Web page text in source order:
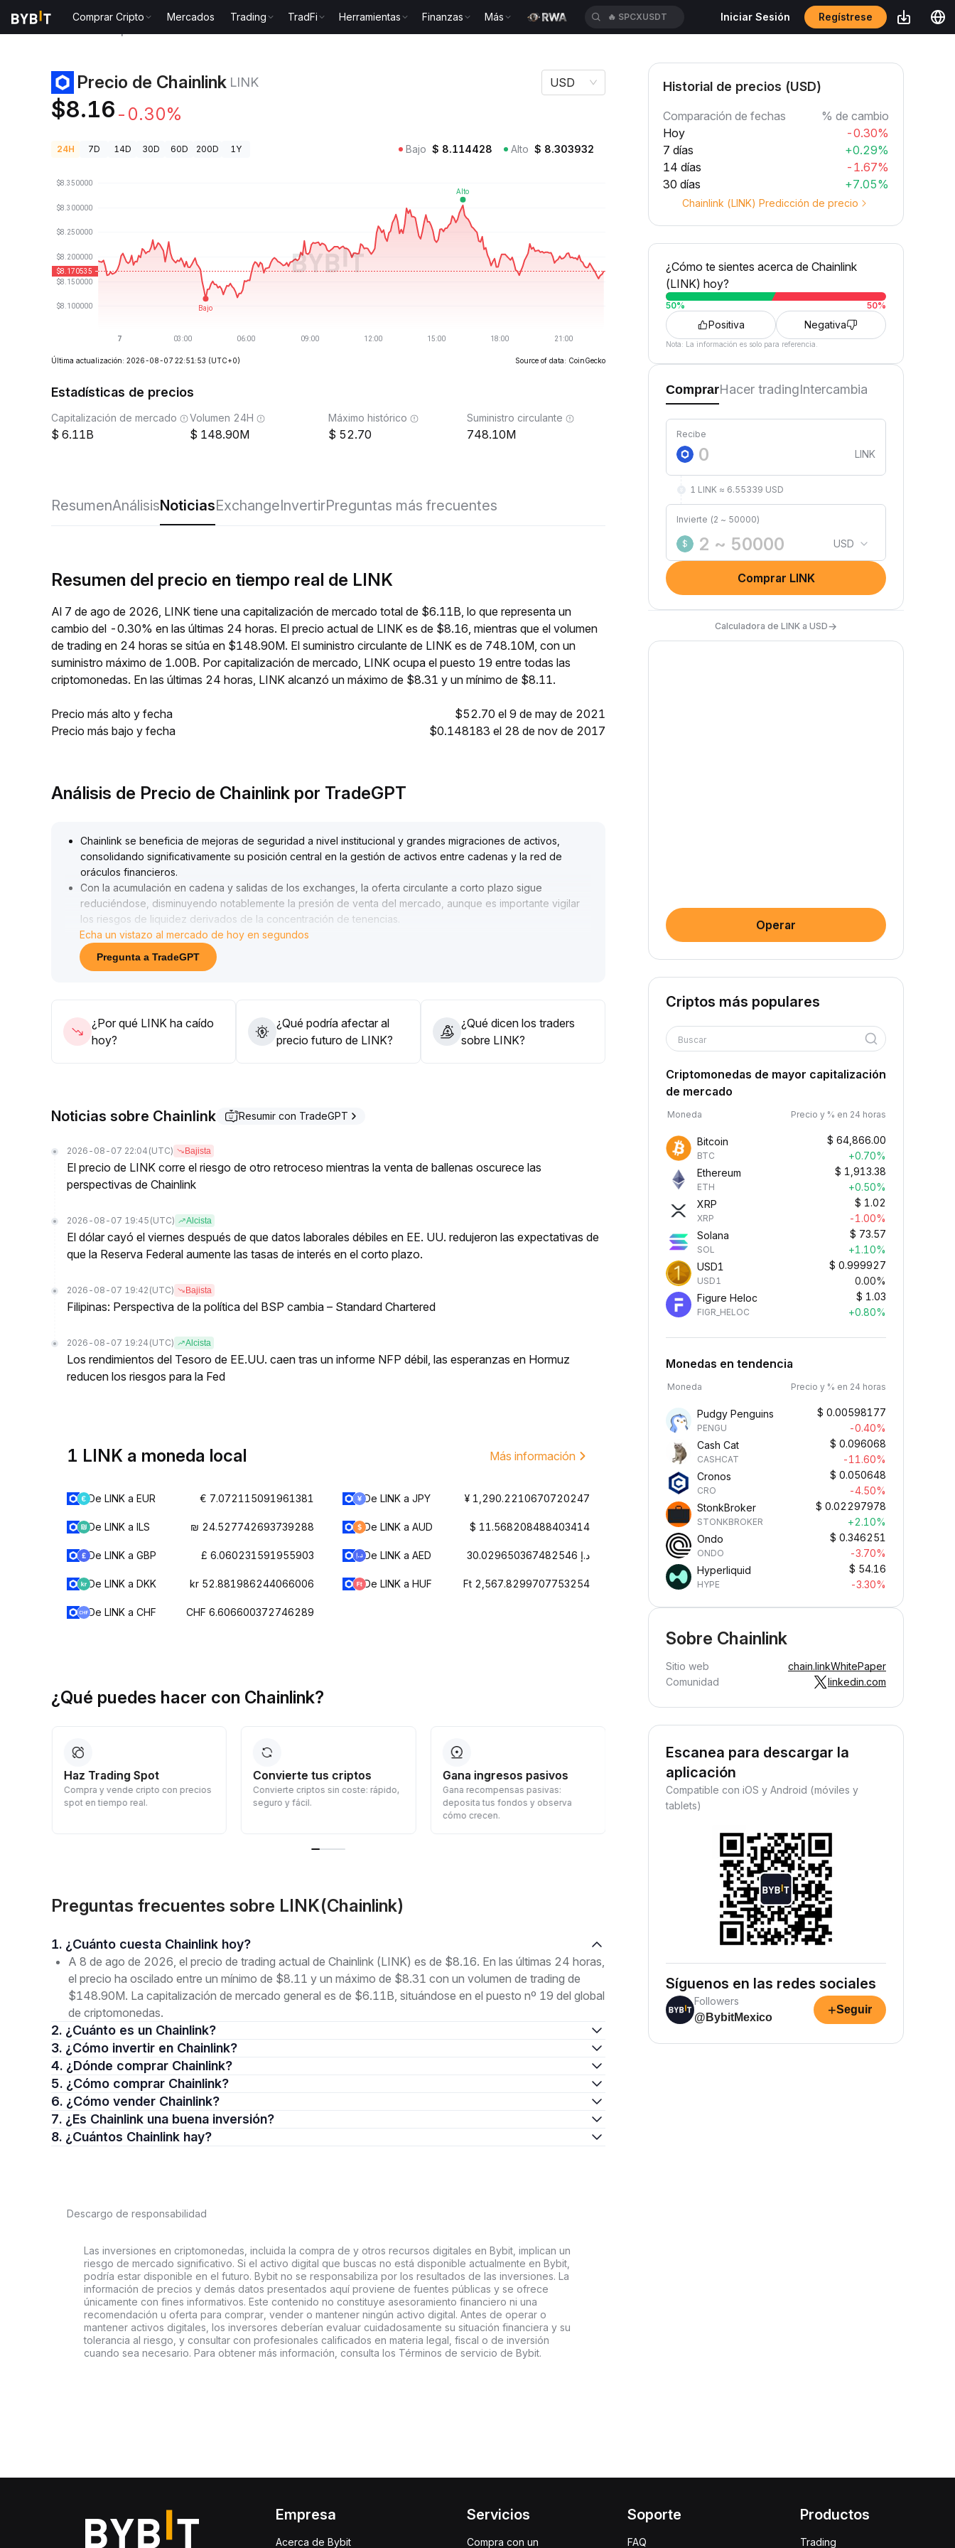
Comprar Cripto Mercados Trading TradFi Herramientas Finanzas Más 🔥 SPCXUSDT Iniciar Sesión Regístrese
Precio de Chainlink LINK
$8.16 -0.30%
USD
24H 7D 14D 30D 60D 200D 1Y Bajo $ 8.114428 Alto $ 8.303932
Última actualización: 2026-08-07 22:51:53 (UTC+0) Source of data: CoinGecko
Estadísticas de precios
Capitalización de mercado
6.11B
Volumen 24H
148.90M
Máximo histórico
52.70
Suministro circulante
748.10M
ResumenAnálisisNoticiasExchangeInvertirPreguntas más frecuentes
Resumen del precio en tiempo real de LINK
Al 7 de ago de 2026, LINK tiene una capitalización de mercado total de $6.11B, lo que representa un
cambio del -0.30% en las últimas 24 horas. El precio actual de LINK es de $8.16, mientras que el volumen
de trading en 24 horas se sitúa en $148.90M. El suministro circulante de LINK es de 748.10M, con un
suministro máximo de 1.00B. Por capitalización de mercado, LINK ocupa el puesto 19 entre todas las
criptomonedas. En las últimas 24 horas, LINK alcanzó un máximo de $8.31 y un mínimo de $8.11.
Precio más alto y fecha
$52.70 el 9 de may de 2021
Precio más bajo y fecha
$0.148183 el 28 de nov de 2017
Análisis de Precio de Chainlink por TradeGPT
Chainlink se beneficia de mejoras de seguridad a nivel institucional y grandes migraciones de activos,
consolidando significativamente su posición central en la gestión de activos entre cadenas y la red de
oráculos financieros.
Con la acumulación en cadena y salidas de los exchanges, la oferta circulante a corto plazo sigue
reduciéndose, disminuyendo notablemente la presión de venta del mercado, aunque es importante vigilar
los riesgos de liquidez derivados de la concentración de tenencias
El precio se mantiene consolidando en el rango de $8
00-$8
75, con volumen de operaciones y volatilidad en niveles bajos; una ruptura de $8
00 sería el punto de stop-loss de riesgo, manteniendo monitoreo dinámico sobre grandes posiciones y
fluctuaciones del sentimiento del mercado.
Echa un vistazo al mercado de hoy en segundos
Pregunta a TradeGPT
¿Por qué LINK ha caído
hoy?
¿Qué podría afectar al
precio futuro de LINK?
¿Qué dicen los traders
sobre LINK?
Noticias sobre Chainlink Resumir con TradeGPT
2026-08-07 22:04 (UTC) Bajista
El precio de LINK corre el riesgo de otro retroceso mientras la venta de ballenas oscurece las
perspectivas de Chainlink
2026-08-07 19:45 (UTC) Alcista
El dólar cayó el viernes después de que datos laborales débiles en EE. UU. redujeron las expectativas de
que la Reserva Federal aumente las tasas de interés en el corto plazo.
2026-08-07 19:42 (UTC) Bajista
Filipinas: Perspectiva de la política del BSP cambia – Standard Chartered
2026-08-07 19:24 (UTC) Alcista
Los rendimientos del Tesoro de EE.UU. caen tras un informe NFP débil, las esperanzas en Hormuz
reducen los riesgos para la Fed
1 LINK a moneda local Más información
De LINK a EUR € 7.072115091961381 De LINK a JPY ¥ 1,290.2210670720247
De LINK a ILS ₪ 24.527742693739288 De LINK a AUD $ 11.568208488403414
De LINK a GBP £ 6.060231591955903 De LINK a AED د.إ 30.029650367482546
De LINK a DKK kr 52.881986244066006 De LINK a HUF Ft 2,567.8299707753254
De LINK a CHF CHF 6.606600372746289
¿Qué puedes hacer con Chainlink?
Haz Trading Spot
Compra y vende cripto con precios
spot en tiempo real.
Convierte tus criptos
Convierte criptos sin coste: rápido,
seguro y fácil.
Gana ingresos pasivos
Gana recompensas pasivas:
deposita tus fondos y observa
cómo crecen.
Preguntas frecuentes sobre LINK(Chainlink)
1. ¿Cuánto cuesta Chainlink hoy?
A 8 de ago de 2026, el precio de trading actual de Chainlink (LINK) es de $8.16. En las últimas 24 horas,
el precio ha oscilado entre un mínimo de $8.11 y un máximo de $8.31 con un volumen de trading de
$148.90M. La capitalización de mercado general es de $6.11B, situándose en el puesto nº 19 del global
de criptomonedas.
2. ¿Cuánto es un Chainlink?
3. ¿Cómo invertir en Chainlink?
4. ¿Dónde comprar Chainlink?
5. ¿Cómo comprar Chainlink?
6. ¿Cómo vender Chainlink?
7. ¿Es Chainlink una buena inversión?
8. ¿Cuántos Chainlink hay?
Descargo de responsabilidad
Las inversiones en criptomonedas, incluida la compra de y otros recursos digitales en Bybit, implican un
riesgo de mercado significativo. Si el activo digital que buscas no está disponible actualmente en Bybit,
podría estar disponible en el futuro. Bybit no se responsabiliza por los resultados de las inversiones. La
información de precios y demás datos presentados aquí proviene de fuentes públicas y se ofrece
únicamente con fines informativos. Este contenido no constituye asesoramiento financiero ni una
recomendación u oferta para comprar, vender o mantener ningún activo digital. Antes de operar o
mantener activos digitales, los inversores deberían evaluar cuidadosamente su situación financiera y su
tolerancia al riesgo, y consultar con profesionales calificados en materia legal, fiscal o de inversión
cuando sea necesario. Para obtener más información, consulta los Términos de servicio de Bybit.
Historial de precios (USD)
Comparación de fechas
% de cambio
Hoy
-0.30%
7 días
+0.29%
14 días
-1.67%
30 días
+7.05%
Chainlink (LINK) Predicción de precio
¿Cómo te sientes acerca de Chainlink
(LINK) hoy?
50% 50%
Positiva Negativa
Nota: La información es solo para referencia.
ComprarHacer tradingIntercambia
Recibe
LINK
1 LINK ≈ 6.55339 USD
Invierte (2 ~ 50000)
$ USD
Comprar LINK
Calculadora de LINK a USD→
Operar
Criptos más populares
Buscar
Criptomonedas de mayor capitalización
de mercado
Moneda Precio y % en 24 horas
Bitcoin
BTC
$ 64,866.00
+0.70%
Ethereum
ETH
$ 1,913.38
+0.50%
XRP
XRP
$ 1.02
-1.00%
Solana
SOL
$ 73.57
+1.10%
USD1
USD1
$ 0.999927
0.00%
Figure Heloc
FIGR_HELOC
$ 1.03
+0.80%
Monedas en tendencia
Moneda Precio y % en 24 horas
Pudgy Penguins
PENGU
$ 0.00598177
-0.40%
Cash Cat
CASHCAT
$ 0.096068
-11.60%
Cronos
CRO
$ 0.050648
-4.50%
StonkBroker
STONKBROKER
$ 0.02297978
+2.10%
Ondo
ONDO
$ 0.346251
-3.70%
Hyperliquid
HYPE
$ 54.16
-3.30%
Sobre Chainlink
Sitio web chain.linkWhitePaper
Comunidad
linkedin.com
Escanea para descargar la
aplicación
Compatible con iOS y Android (móviles y
tablets)
Síguenos en las redes sociales
Followers
@BybitMexico
+Seguir
Empresa
Acerca de Bybit
Servicios
Compra con un
Soporte
FAQ
Productos
Trading